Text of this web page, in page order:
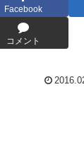
Facebook
コメント